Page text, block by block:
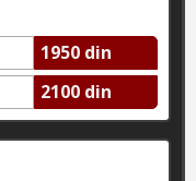
1950 din
2100 din